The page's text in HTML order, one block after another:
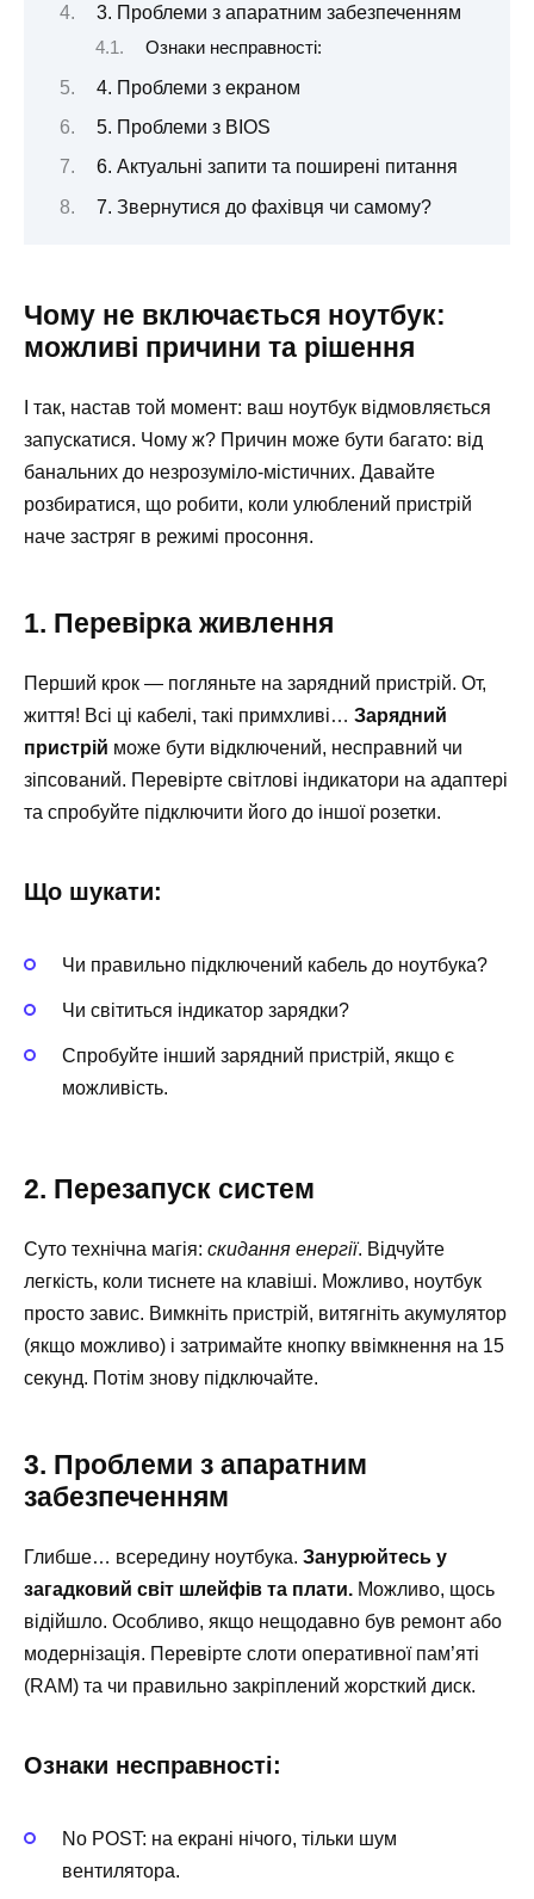
3. Проблеми з апаратним забезпеченням
Ознаки несправності:
4. Проблеми з екраном
5. Проблеми з BIOS
6. Актуальні запити та поширені питання
7. Звернутися до фахівця чи самому?
Чому не включається ноутбук:
можливі причини та рішення
І так, настав той момент: ваш ноутбук відмовляється
запускатися. Чому ж? Причин може бути багато: від
банальних до незрозуміло-містичних. Давайте
розбиратися, що робити, коли улюблений пристрій
наче застряг в режимі просоння.
1. Перевірка живлення
Перший крок — погляньте на зарядний пристрій. От,
життя! Всі ці кабелі, такі примхливі… Зарядний
пристрій може бути відключений, несправний чи
зіпсований. Перевірте світлові індикатори на адаптері
та спробуйте підключити його до іншої розетки.
Що шукати:
Чи правильно підключений кабель до ноутбука?
Чи світиться індикатор зарядки?
Спробуйте інший зарядний пристрій, якщо є
можливість.
2. Перезапуск систем
Суто технічна магія: скидання енергії. Відчуйте
легкість, коли тиснете на клавіші. Можливо, ноутбук
просто завис. Вимкніть пристрій, витягніть акумулятор
(якщо можливо) і затримайте кнопку ввімкнення на 15
секунд. Потім знову підключайте.
3. Проблеми з апаратним
забезпеченням
Глибше… всередину ноутбука. Занурюйтесь у
загадковий світ шлейфів та плати. Можливо, щось
відійшло. Особливо, якщо нещодавно був ремонт або
модернізація. Перевірте слоти оперативної пам’яті
(RAM) та чи правильно закріплений жорсткий диск.
Ознаки несправності:
No POST: на екрані нічого, тільки шум
вентилятора.